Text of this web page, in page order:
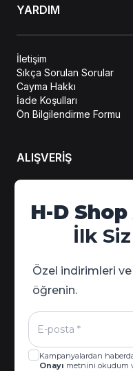
YARDIM
İletişim
Sıkça Sorulan Sorular
Cayma Hakkı
İade Koşulları
Ön Bilgilendirme Formu
ALIŞVERİŞ
Hesabım
Sipariş Takip
Kampanya Detayları
H-D Shop
İlk
Özel indirimleri
öğrenin.
Kampanyalardan
Onayı metnini okudum